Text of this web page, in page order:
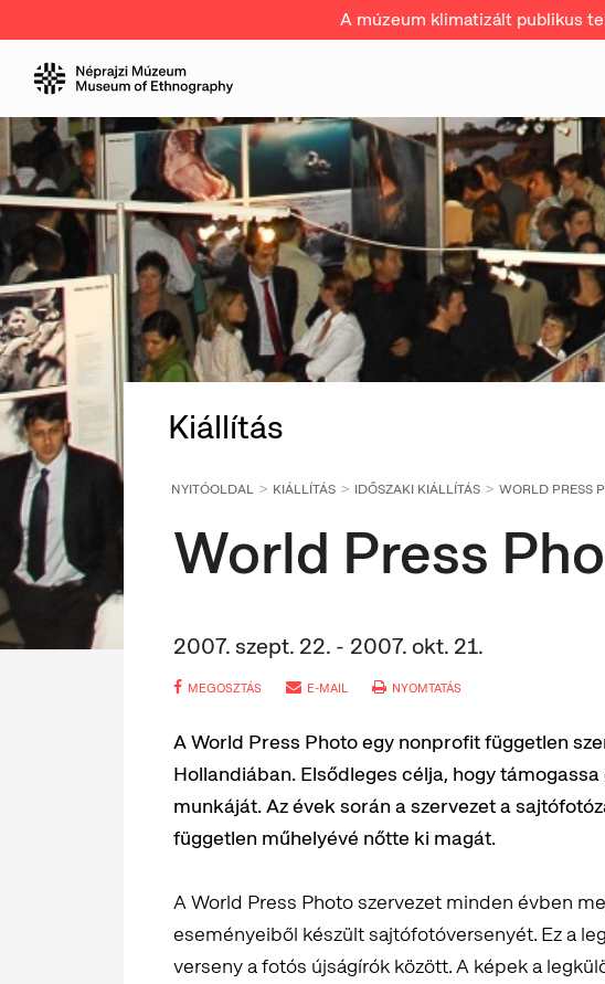
A múzeum klimatizált publikus
Kiállítás
NYITÓOLDAL KIÁLLÍTÁS IDŐSZAKI KIÁLLÍTÁS WORLD PRESS
World Press
2007. szept. 22. - 2007. okt. 21.
MEGOSZTÁS E-MAIL NYOMTATÁS
A World Press Photo egy nonprofit független
Hollandiában. Elsődleges célja, hogy
munkáját. Az évek során a szervezet a
független műhelyévé nőtte ki magát.
A World Press Photo szervezet minden évben
eseményeiből készült sajtófotóversenyét. Ez a
verseny a fotós újságírók között. A képek a